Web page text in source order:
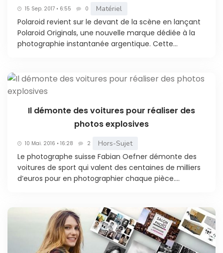
15 Sep. 2017 • 6:55 0 Matériel
Polaroid revient sur le devant de la scène en lançant
Polaroid Originals, une nouvelle marque dédiée à la
photographie instantanée argentique. Cette...
Il démonte des voitures pour réaliser des
photos explosives
10 Mai. 2016 • 16:28 2 Hors-Sujet
Le photographe suisse Fabian Oefner démonte des
voitures de sport qui valent des centaines de milliers
d’euros pour en photographier chaque pièce....